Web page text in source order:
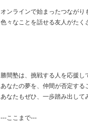
オンラインで始まったつながり
色々なことを話せる友人がたく
勝間塾は、挑戦する人を応援し
あなたの夢を、仲間が否定する
あなたもぜひ、一歩踏み出して
---ここまで---